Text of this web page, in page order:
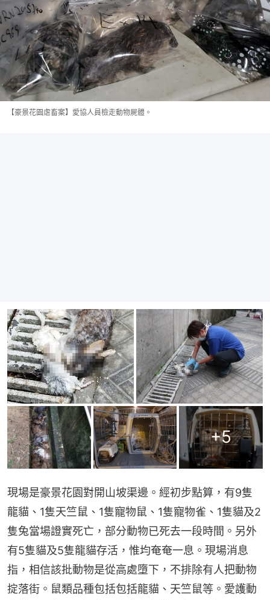
【豪景花園虐畜案】愛協人員檢走動物屍體。
+5
現場是豪景花園對開山坡渠邊。經初步點算，有9隻
龍貓、1隻天竺鼠、1隻寵物鼠、1隻寵物雀、1隻貓及2
隻兔當場證實死亡，部分動物已死去一段時間。另外
有5隻貓及5隻龍貓存活，惟均奄奄一息。現場消息
指，相信該批動物是從高處墮下，不排除有人把動物
掟落街。鼠類品種包括包括龍貓、天竺鼠等。愛護動